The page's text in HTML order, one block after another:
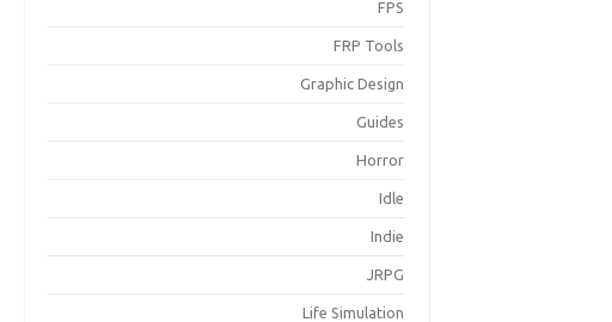
FPS
FRP Tools
Graphic Design
Guides
Horror
Idle
Indie
JRPG
Life Simulation